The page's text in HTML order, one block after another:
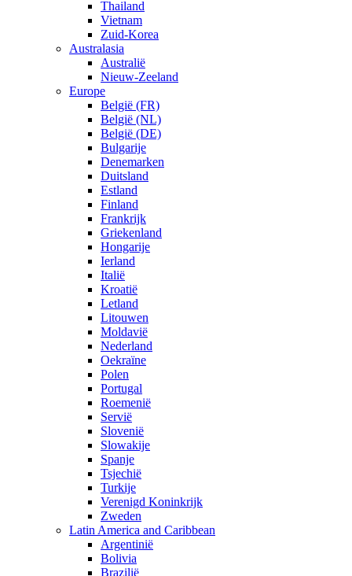
Thailand
Vietnam
Zuid-Korea
Australasia
Australië
Nieuw-Zeeland
Europe
België (FR)
België (NL)
België (DE)
Bulgarije
Denemarken
Duitsland
Estland
Finland
Frankrijk
Griekenland
Hongarije
Ierland
Italië
Kroatië
Letland
Litouwen
Moldavië
Nederland
Oekraïne
Polen
Portugal
Roemenië
Servië
Slovenië
Slowakije
Spanje
Tsjechië
Turkije
Verenigd Koninkrijk
Zweden
Latin America and Caribbean
Argentinië
Bolivia
Brazilië